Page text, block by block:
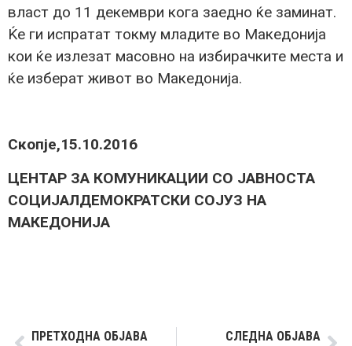
власт до 11 декември кога заедно ќе заминат.
Ќе ги испратат токму младите во Македонија
кои ќе излезат масовно на избирачките места и
ќе изберат живот во Македонија.
Скопје,15.10.2016
ЦЕНТАР ЗА КОМУНИКАЦИИ СО ЈАВНОСТА
СОЦИЈАЛДЕМОКРАТСКИ СОЈУЗ НА
МАКЕДОНИЈА
ПРЕТХОДНА ОБЈАВА СЛЕДНА ОБЈАВА